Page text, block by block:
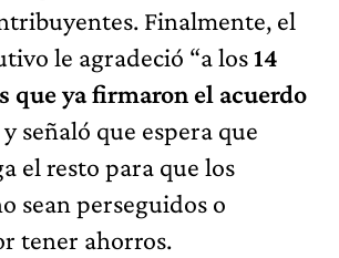
Finalmente, el
le agradeció “a los14
que ya firmaron el acuerdo
y señaló que espera que
el resto para que los
sean perseguidos o
tener ahorros.